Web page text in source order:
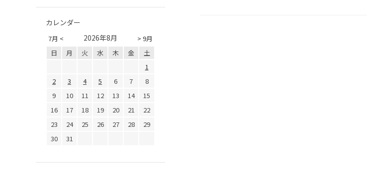
カレンダー
7月 < > 9月
2026年8月
日 月 火 水 木 金
土
1
2
3 4 5 6 7
8
9
10 11 12 13 14
15
16
17 18 19 20 21
22
23
24 25 26 27 28
29
30
31